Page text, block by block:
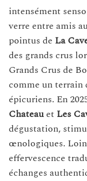
intensément
verre entre amis
pointus de La
des grands crus
Grands Crus de
comme un terrain
épicuriens. En
Chateauet Les
dégustation,
œnologiques. Loin
effervescence
échanges